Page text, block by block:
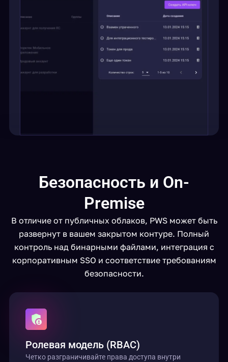
Безопасность и On-
Premise
В отличие от публичных облаков, PWS может быть
развернут в вашем закрытом контуре. Полный
контроль над бинарными файлами, интеграция с
корпоративным SSO и соответствие требованиям
безопасности.
Ролевая модель (RBAC)
Четко разграничивайте права доступа внутри